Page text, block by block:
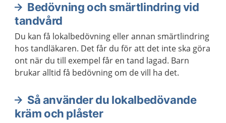
Bedövning och smärtlindring vid
tandvård
Du kan få lokalbedövning eller annan smärtlindring
hos tandläkaren. Det får du för att det inte ska göra
ont när du till exempel får en tand lagad. Barn
brukar alltid få bedövning om de vill ha det.
Så använder du lokalbedövande
kräm och plåster